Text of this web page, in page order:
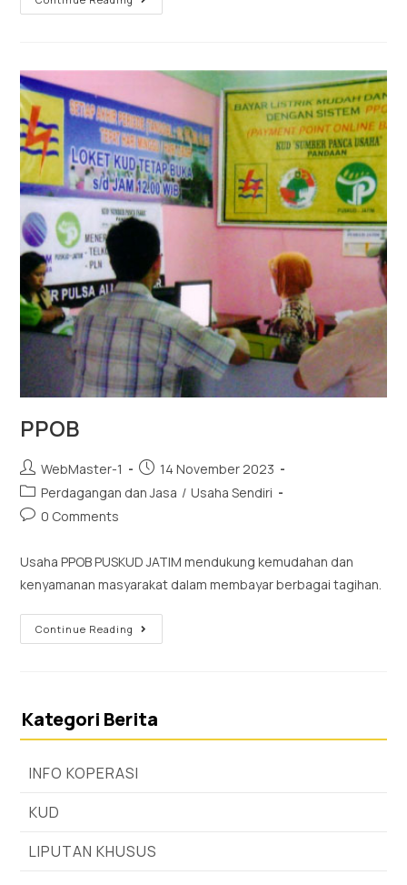
PPOB
WebMaster-1
14 November 2023
Perdagangan dan Jasa / Usaha Sendiri
0 Comments
Usaha PPOB PUSKUD JATIM mendukung kemudahan dan
kenyamanan masyarakat dalam membayar berbagai tagihan.
Continue Reading
Kategori Berita
INFO KOPERASI
KUD
LIPUTAN KHUSUS